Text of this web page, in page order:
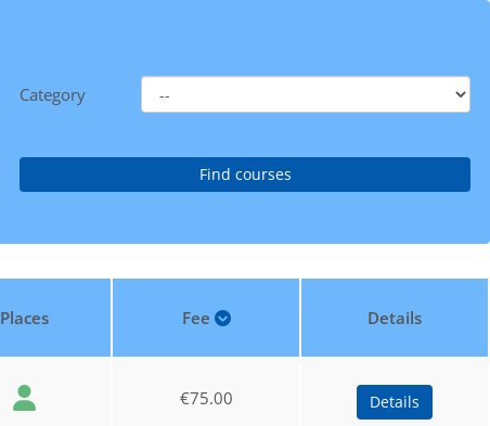
Category
Places Fee Details
€75.00 Details